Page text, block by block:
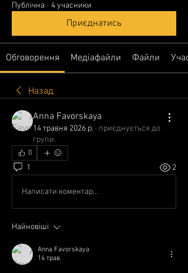
Публічна · 4 учасники
Приєднатись
Обговорення Медіафайли Файли
Назад
Anna Favorskaya
14 травня 2026 р. · приєднується до
групи.
0
1 2
Написати коментар...
Найновіші
Anna Favorskaya
14 трав.